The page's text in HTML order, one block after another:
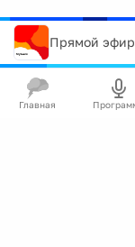
Прямой эфир
Главная